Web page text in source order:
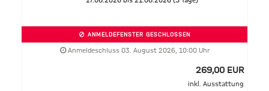
ANMELDEFENSTER GESCHLOSSEN
Anmeldeschluss 03. August 2026, 10:00 Uhr
269,00 EUR
inkl. Ausstattung